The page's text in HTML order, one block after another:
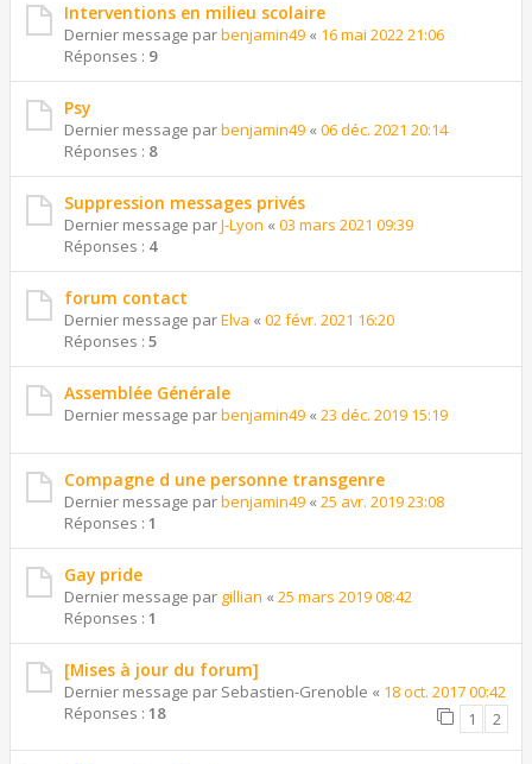
Interventions en milieu scolaire
Dernier message parbenjamin49 « 16 mai 2022 21:06
Réponses : 9
Psy
Dernier message parbenjamin49 « 06 déc. 2021 20:14
Réponses : 8
Suppression messages privés
Dernier message parJ-Lyon « 03 mars 2021 09:39
Réponses : 4
forum contact
Dernier message parElva « 02 févr. 2021 16:20
Réponses : 5
Assemblée Générale
Dernier message parbenjamin49 « 23 déc. 2019 15:19
Compagne d une personne transgenre
Dernier message parbenjamin49 « 25 avr. 2019 23:08
Réponses : 1
Gay pride
Dernier message par gillian « 25 mars 2019 08:42
Réponses : 1
[Mises à jour du forum]
Dernier message par Sebastien-Grenoble « 18 oct. 2017 00:42
Réponses : 18 1 2